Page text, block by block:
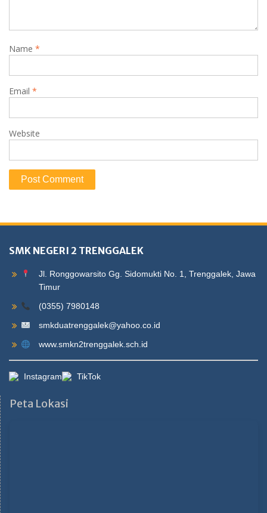
Name *
Email *
Website
SMK NEGERI 2 TRENGGALEK
Jl. Ronggowarsito Gg. Sidomukti No. 1, Trenggalek, Jawa
Timur
(0355) 7980148
smkduatrenggalek@yahoo.co.id
www.smkn2trenggalek.sch.id
Instagram TikTok
Peta Lokasi